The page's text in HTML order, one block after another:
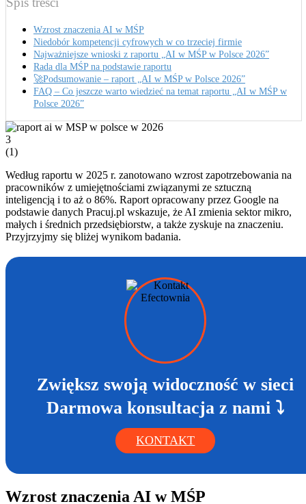
3
(1)
Według raportu w 2025 r. zanotowano wzrost zapotrzebowania na
pracowników z umiejętnościami związanymi ze sztuczną
inteligencją i to aż o 86%. Raport opracowany przez Google na
podstawie danych Pracuj.pl wskazuje, że AI zmienia sektor mikro,
małych i średnich przedsiębiorstw, a także zyskuje na znaczeniu.
Przyjrzyjmy się bliżej wynikom badania.
Zwiększ swoją widoczność w sieci
Darmowa konsultacja z nami ⤵
KONTAKT
Wzrost znaczenia AI w MŚP
Wzrost znaczenia AI w MŚP
Niedobór kompetencji cyfrowych w co trzeciej firmie
Najważniejsze wnioski z raportu „AI w MŚP w Polsce 2026”
Rada dla MŚP na podstawie raportu
🚀Podsumowanie – raport „AI w MŚP w Polsce 2026”
FAQ – Co jeszcze warto wiedzieć na temat raportu „AI w MŚP w
Polsce 2026”